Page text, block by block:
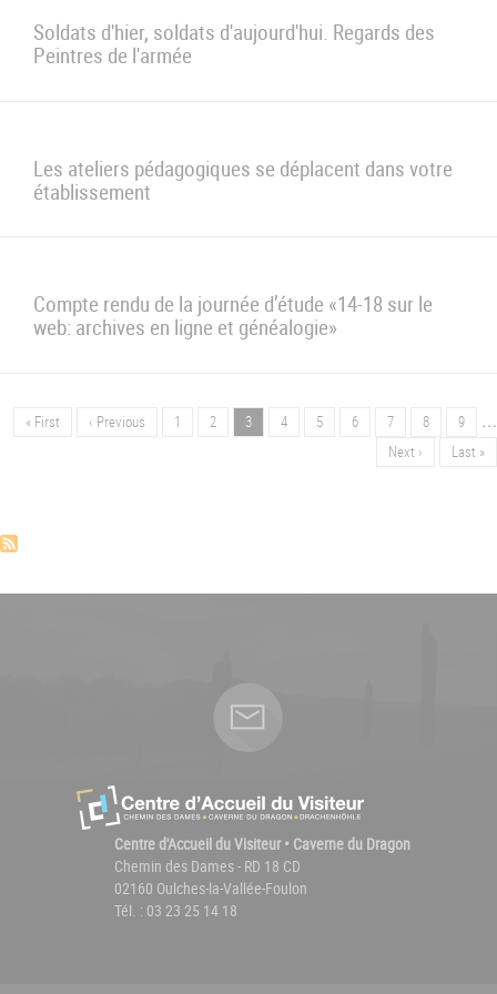
vos
réunions
Soldats d'hier, soldats d'aujourd'hui. Regards des
Peintres de l'armée
Les ateliers pédagogiques se déplacent dans votre
établissement
Compte rendu de la journée d’étude «14-18 sur le
web: archives en ligne et généalogie»
Pagination
Première
« First
Page
‹ Previous Page
1 Page
2 Page
3 Page
4 Page
5 Page
6 Page
7 Page
8 Page
9 …
Page
Next ›
Dernière
Last »
Centre d'Accueil du Visiteur • Caverne du Dragon
Chemin des Dames - RD 18 CD
02160 Oulches-la-Vallée-Foulon
Tél. : 03 23 25 14 18